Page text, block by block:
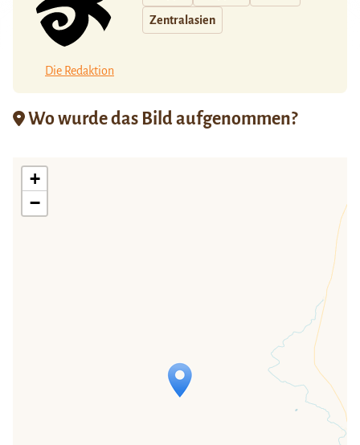
Die Redaktion
Zentralasien
Wo wurde das Bild aufgenommen?
Travelers' Map wird geladen …
Wenn du dies siehst, nachdem deine
+
−